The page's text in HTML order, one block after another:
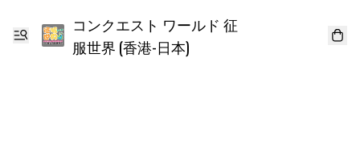
コンクエスト ワールド 征
服世界 (香港-日本)